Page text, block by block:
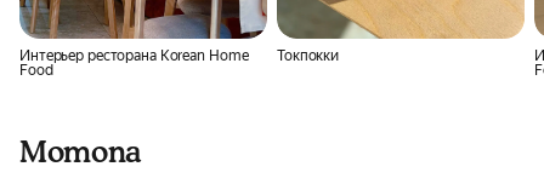
Интерьер ресторана Korean Home
Food
Токпокки
Momona